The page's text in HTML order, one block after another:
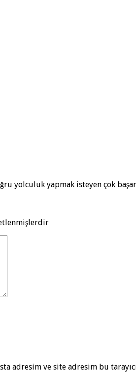
yolculuk yapmak isteyen çok
adresim ve site adresim bu